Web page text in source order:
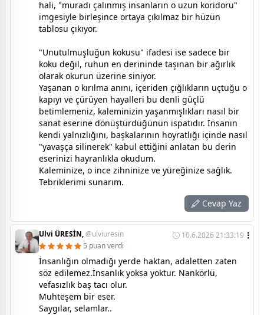
hali, "muradı çalınmış insanların o uzun koridoru"
imgesiyle birleşince ortaya çıkılmaz bir hüzün
tablosu çıkıyor.
"Unutulmuşluğun kokusu" ifadesi ise sadece bir
koku değil, ruhun en derininde taşınan bir ağırlık
olarak okurun üzerine siniyor.
Yaşanan o kırılma anını, içeriden çığlıkların uçtuğu o
kapıyı ve çürüyen hayalleri bu denli güçlü
betimlemeniz, kaleminizin yaşanmışlıkları nasıl bir
sanat eserine dönüştürdüğünün ispatıdır. İnsanın
kendi yalnızlığını, başkalarının hoyratlığı içinde nasıl
"yavaşça silinerek" kabul ettiğini anlatan bu derin
eserinizi hayranlıkla okudum.
Kaleminize, o ince zihninize ve yüreğinize sağlık.
Tebriklerimi sunarım.
Cevap Yaz
Ulvi ÜRESİN,@ulviuresin
10.6.2026 21:33:19
5 puan verdi
İnsanlığın olmadığı yerde haktan, adaletten zaten
söz edilemez.İnsanlık yoksa yoktur. Nankörlü,
vefasızlık baş tacı olur.
Muhteşem bir eser.
Saygılar, selamlar..